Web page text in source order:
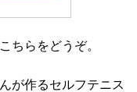
ちらをどうぞ。
が作るセルフテニス